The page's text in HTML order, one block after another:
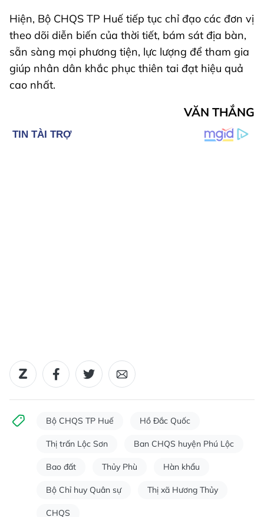
Hiện, Bộ CHQS TP Huế tiếp tục chỉ đạo các đơn vị
theo dõi diễn biến của thời tiết, bám sát địa bàn,
sẵn sàng mọi phương tiện, lực lượng để tham gia
giúp nhân dân khắc phục thiên tai đạt hiệu quả
cao nhất.
VĂN THẮNG
Bộ CHQS TP Huế Hồ Đắc Quốc
Thị trấn Lộc Sơn Ban CHQS huyện Phú Lộc
Bao đất Thủy Phù Hàn khẩu
Bộ Chỉ huy Quân sự Thị xã Hương Thủy
CHQS